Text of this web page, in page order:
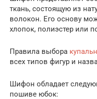
ткань, состоящую из
волокон. Его основу
хлопок, полиэстер или
Правила выбора
всех типов фигур и
Шифон обладает
пошиве юбок: